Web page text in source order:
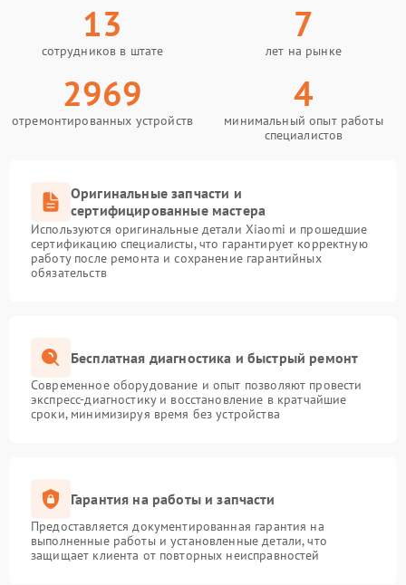
13
сотрудников в штате
7
лет на рынке
2969
отремонтированных устройств
4
минимальный опыт работы
специалистов
Оригинальные запчасти и
сертифицированные мастера
Используются оригинальные детали Xiaomi и прошедшие
сертификацию специалисты, что гарантирует корректную
работу после ремонта и сохранение гарантийных
обязательств
Бесплатная диагностика и быстрый ремонт
Современное оборудование и опыт позволяют провести
экспресс-диагностику и восстановление в кратчайшие
сроки, минимизируя время без устройства
Гарантия на работы и запчасти
Предоставляется документированная гарантия на
выполненные работы и установленные детали, что
защищает клиента от повторных неисправностей